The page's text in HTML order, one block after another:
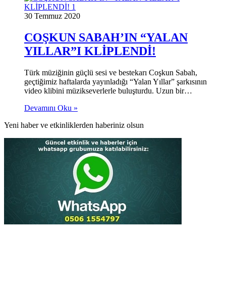
30 Temmuz 2020
COŞKUN SABAH’IN “YALAN
YILLAR”I KLİPLENDİ!
Türk müziğinin güçlü sesi ve bestekarı Coşkun Sabah,
geçtiğimiz haftalarda yayınladığı “Yalan Yıllar” şarkısının
video klibini müzikseverlerle buluşturdu. Uzun bir…
Devamını Oku »
Yeni haber ve etkinliklerden haberiniz olsun